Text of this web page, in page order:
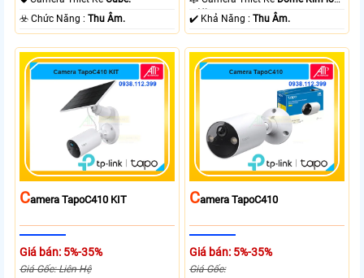
️☣️ Chức Năng :Thu Âm.
+ Nhựa.
️✔️ Khả Năng :Thu Âm.
CAmera TapoC410 KIT
Giá bán: 5%-35%
Giá Gốc: Liên Hệ
CAmera TapoC410
Giá bán: 5%-35%
Giá Gốc: